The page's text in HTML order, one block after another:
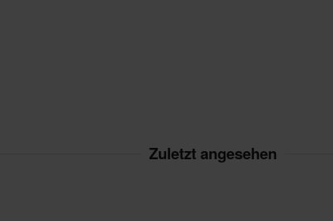
Zuletzt angesehen